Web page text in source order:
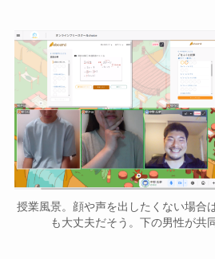
授業風景。顔や声を出したくない場合
も大丈夫だそう。下の男性が共